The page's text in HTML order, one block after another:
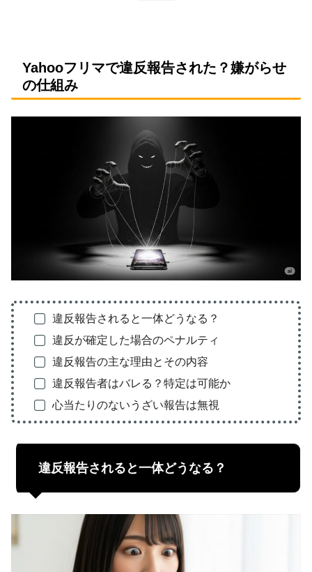
Yahooフリマで違反報告された？嫌がらせ
の仕組み
違反報告されると一体どうなる？
違反が確定した場合のペナルティ
違反報告の主な理由とその内容
違反報告者はバレる？特定は可能か
心当たりのないうざい報告は無視
違反報告されると一体どうなる？